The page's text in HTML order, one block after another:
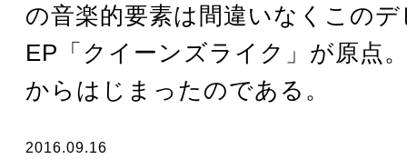
の音楽的要素は間違いなくこの
EP「クイーンズライク」が原点
からはじまったのである。
2016.09.16